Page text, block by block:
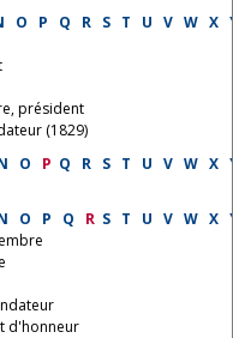
O P Q R S T U V W X
président
(1829)
O P Q R S T U V W X
O P Q R S T U V W X
d'honneur